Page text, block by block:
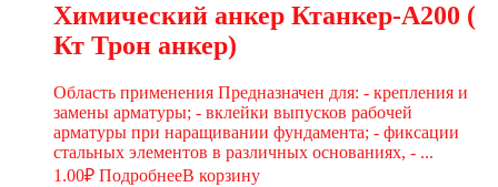
Химический анкер Ктанкер-А200 (
Кт Трон анкер)
Область применения Предназначен для: - крепления и
замены арматуры; - вклейки выпусков рабочей
арматуры при наращивании фундамента; - фиксации
стальных элементов в различных основаниях, - ...
1.00₽ ПодробнееВ корзину